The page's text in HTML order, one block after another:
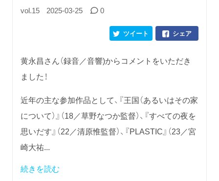
vol.15 2025-03-25 0
シェア
ツイート
黄永昌さん（録音／音響)からコメントをいただき
ました！
近年の主な参加作品として、『王国（あるいはその家
について）』（18／草野なつか監督）、『すべての夜を
思いだす』（22／清原惟監督）、『PLASTIC』（23／宮
崎大祐...
続きを読む